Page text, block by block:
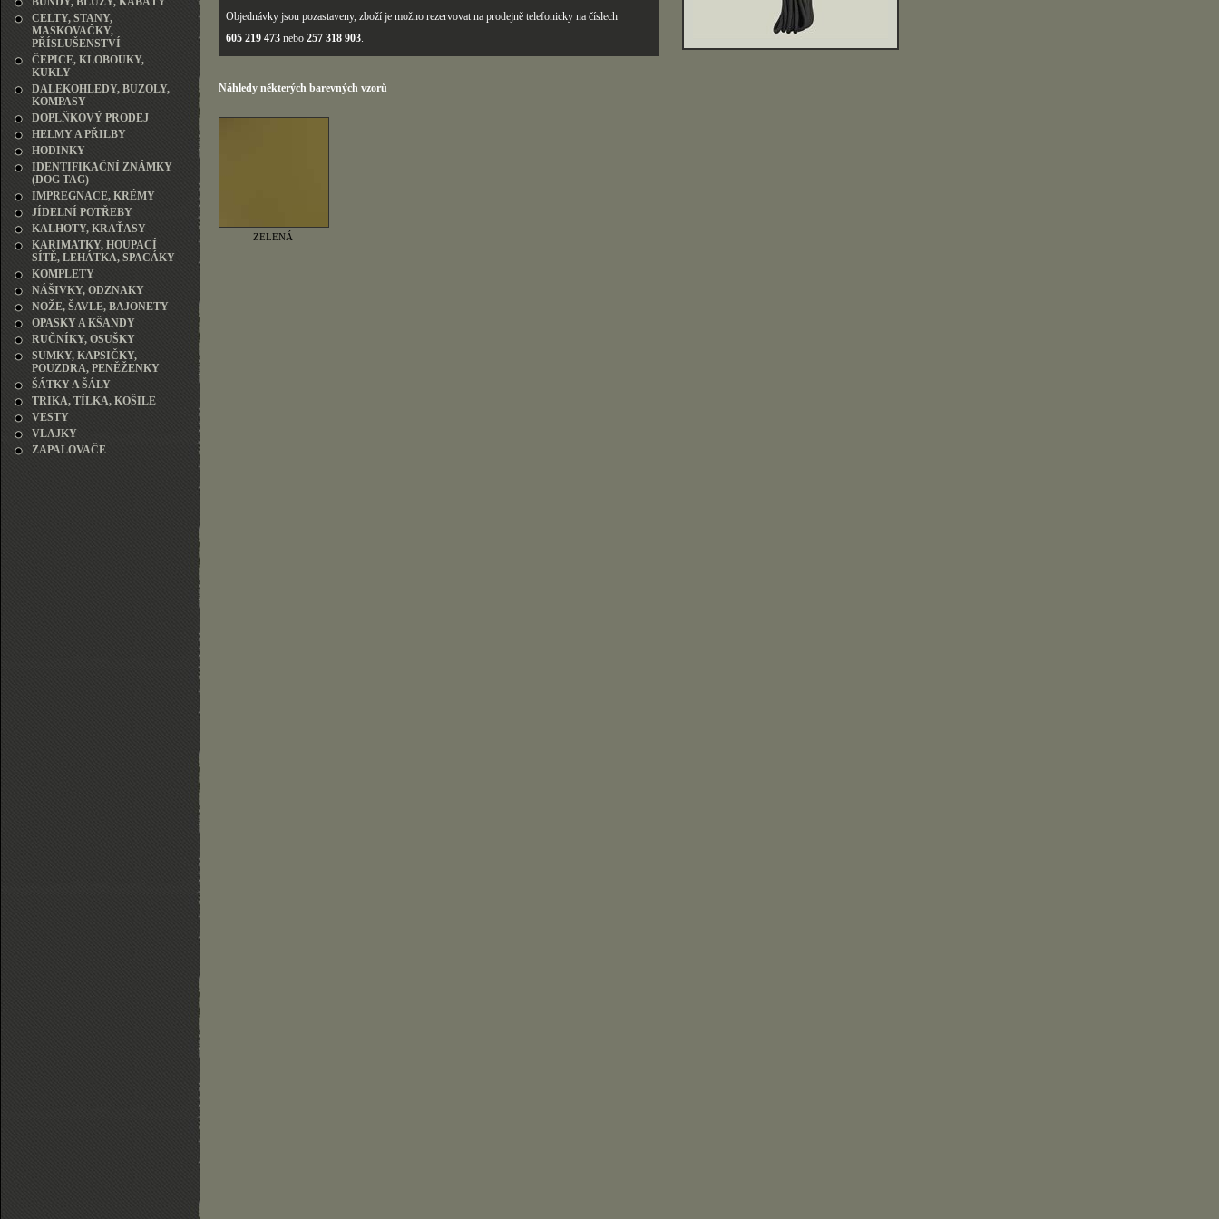
CELTY, STANY,
MASKOVAČKY,
PŘÍSLUŠENSTVÍ
ČEPICE, KLOBOUKY,
KUKLY
DALEKOHLEDY, BUZOLY,
KOMPASY
DOPLŇKOVÝ PRODEJ
HELMY A PŘILBY
HODINKY
IDENTIFIKAČNÍ ZNÁMKY
(DOG TAG)
IMPREGNACE, KRÉMY
JÍDELNÍ POTŘEBY
KALHOTY, KRAŤASY
KARIMATKY, HOUPACÍ
SÍTĚ, LEHÁTKA, SPACÁKY
KOMPLETY
NÁŠIVKY, ODZNAKY
NOŽE, ŠAVLE, BAJONETY
OPASKY A KŠANDY
RUČNÍKY, OSUŠKY
SUMKY, KAPSIČKY,
POUZDRA, PENĚŽENKY
ŠÁTKY A ŠÁLY
TRIKA, TÍLKA, KOŠILE
VESTY
VLAJKY
ZAPALOVAČE
Objednávky jsou pozastaveny, zboží je možno rezervovat na prodejně telefonicky na číslech
605 219 473 nebo 257 318 903.
Náhledy některých barevných vzorů
ZELENÁ